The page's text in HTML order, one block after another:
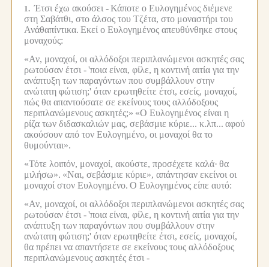
1. Έτσι έχω ακούσει -Κάποτε ο Ευλογημένος διέμενε
στη Σαβάτθι, στο άλσος του Τζέτα, στο μοναστήρι του
Ανάθαπίντικα. Εκεί ο Ευλογημένος απευθύνθηκε στους
μοναχούς:
«Αν, μοναχοί, οι αλλόδοξοι περιπλανώμενοι ασκητές σας
ρωτούσαν έτσι -'ποια είναι, φίλε, η κοντινή αιτία για την
ανάπτυξη των παραγόντων που συμβάλλουν στην
ανώτατη φώτιση;' όταν ερωτηθείτε έτσι, εσείς, μοναχοί,
πώς θα απαντούσατε σε εκείνους τους αλλόδοξους
περιπλανώμενους ασκητές;» «Ο Ευλογημένος είναι η
ρίζα των διδασκαλιών μας, σεβάσμιε κύριε... κ.λπ... αφού
ακούσουν από τον Ευλογημένο, οι μοναχοί θα το
θυμούνται».
«Τότε λοιπόν, μοναχοί, ακούστε, προσέχετε καλά· θα
μιλήσω». «Ναι, σεβάσμιε κύριε», απάντησαν εκείνοι οι
μοναχοί στον Ευλογημένο. Ο Ευλογημένος είπε αυτό:
«Αν, μοναχοί, οι αλλόδοξοι περιπλανώμενοι ασκητές σας
ρωτούσαν έτσι -'ποια είναι, φίλε, η κοντινή αιτία για την
ανάπτυξη των παραγόντων που συμβάλλουν στην
ανώτατη φώτιση;' όταν ερωτηθείτε έτσι, εσείς, μοναχοί,
θα πρέπει να απαντήσετε σε εκείνους τους αλλόδοξους
περιπλανώμενους ασκητές έτσι -